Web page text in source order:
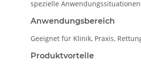
spezielle
Anwendungsbereich
Geeignet für Klinik, Praxis,
Produktvorteile